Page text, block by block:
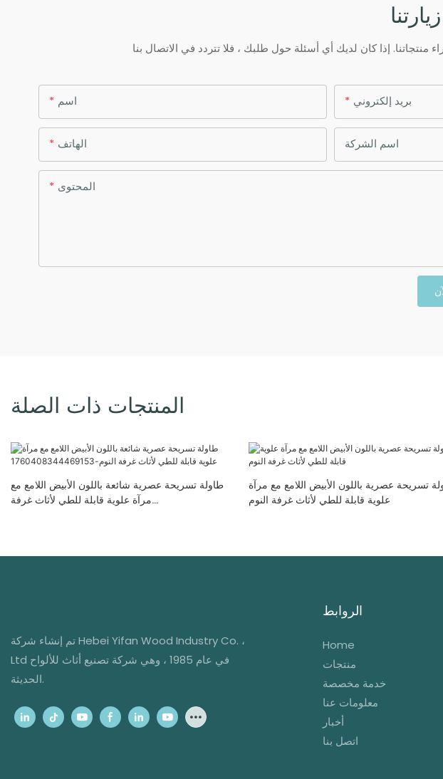
اسم بريد إلكتروني
الهاتف اسم الشركة
المحتوى
المنتجات ذات الصلة
طاولة تسريحة عصرية شائعة باللون الأبيض اللامع مع
مرآة علوية قابلة للطي لأثاث غرفة
تسريحة عصرية باللون الأبيض اللامع مع مرآة
علوية قابلة للطي لأثاث غرفة النوم
تم إنشاء شركة Hebei Yifan Wood Industry Co. ،
Ltd في عام 1985 ، وهي شركة تصنيع أثاث للألواح
الحديثة.
الروابط
Home
منتجات
خدمة مخصصة
معلومات عنا
أخبار
اتصل بنا